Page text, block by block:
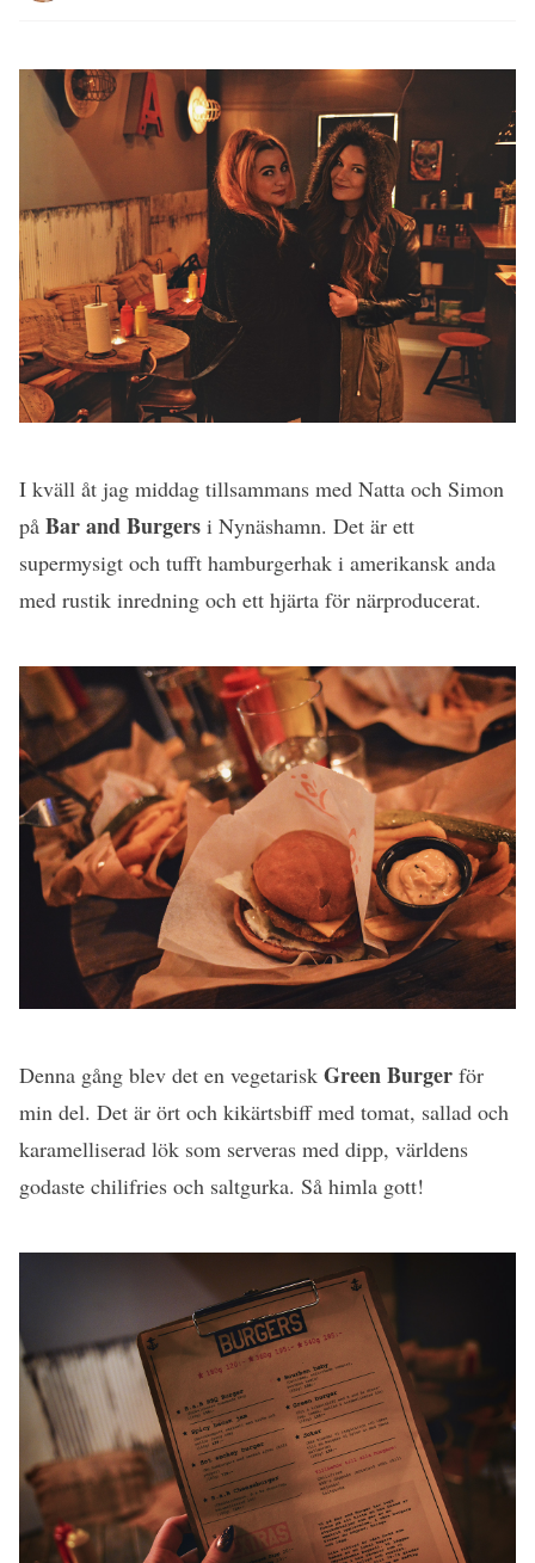
I kväll åt jag middag tillsammans med Natta och Simon
på Bar and Burgers i Nynäshamn. Det är ett
supermysigt och tufft hamburgerhak i amerikansk anda
med rustik inredning och ett hjärta för närproducerat.
Denna gång blev det en vegetarisk Green Burger för
min del. Det är ört och kikärtsbiff med tomat, sallad och
karamelliserad lök som serveras med dipp, världens
godaste chilifries och saltgurka. Så himla gott!